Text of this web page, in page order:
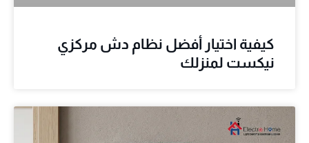
كيفية اختيار أفضل نظام دش مركزي
نيكست لمنزلك